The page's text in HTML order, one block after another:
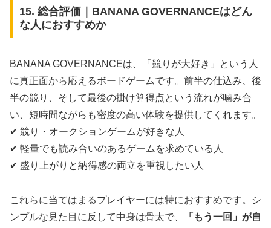
15. 総合評価｜BANANA GOVERNANCEはどん
な人におすすめか
BANANA GOVERNANCEは、「競りが大好き」という人
に真正面から応えるボードゲームです。前半の仕込み、後
半の競り、そして最後の掛け算得点という流れが噛み合
い、短時間ながらも密度の高い体験を提供してくれます。
✔ 競り・オークションゲームが好きな人
✔ 軽量でも読み合いのあるゲームを求めている人
✔ 盛り上がりと納得感の両立を重視したい人
これらに当てはまるプレイヤーには特におすすめです。シ
ンプルな見た目に反して中身は骨太で、
「もう一回」が自